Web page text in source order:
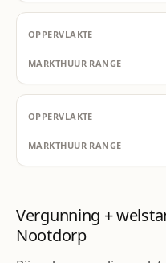
Vergunning +
Nootdorp